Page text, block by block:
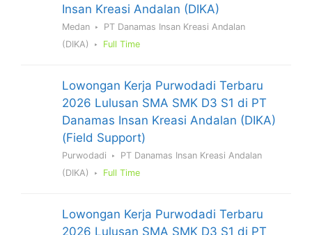
Insan Kreasi Andalan (DIKA)
Medan
PT Danamas Insan Kreasi Andalan
(DIKA)
Full Time
Lowongan Kerja Purwodadi Terbaru
2026 Lulusan SMA SMK D3 S1 di PT
Danamas Insan Kreasi Andalan (DIKA)
(Field Support)
Purwodadi
PT Danamas Insan Kreasi Andalan
(DIKA)
Full Time
Lowongan Kerja Purwodadi Terbaru
2026 Lulusan SMA SMK D3 S1 di PT